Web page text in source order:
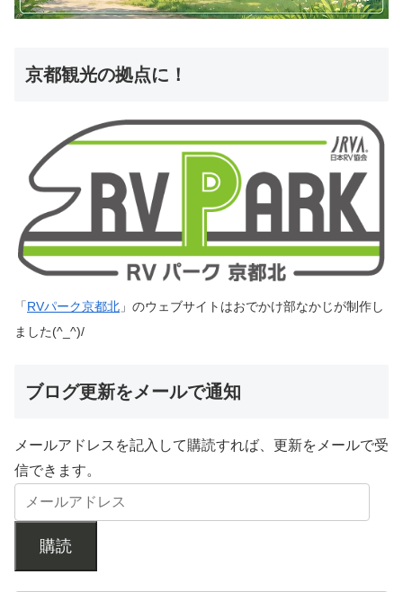
京都観光の拠点に！
「RVパーク京都北 」のウェブサイトはおでかけ部なかじが制作し
ました(^_^)/
ブログ更新をメールで通知
メールアドレスを記入して購読すれば、更新をメールで受
信できます。
購読